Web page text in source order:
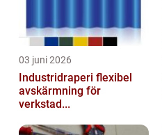
03 juni 2026
Industridraperi flexibel
avskärmning för
verkstad...